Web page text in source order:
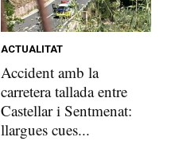
ACTUALITAT
Accident amb la
carretera tallada entre
Castellar i Sentmenat:
llargues cues...